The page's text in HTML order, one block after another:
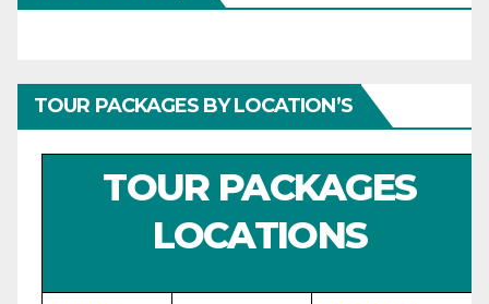
TOUR PACKAGES BY LOCATION’S
TOUR PACKAGES
LOCATIONS